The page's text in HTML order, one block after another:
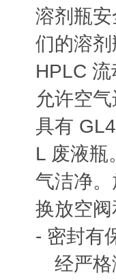
溶剂瓶
们的溶
HPLC
允许空
具有
L 废液瓶
气洁净
换放空
- 密封有
经严格